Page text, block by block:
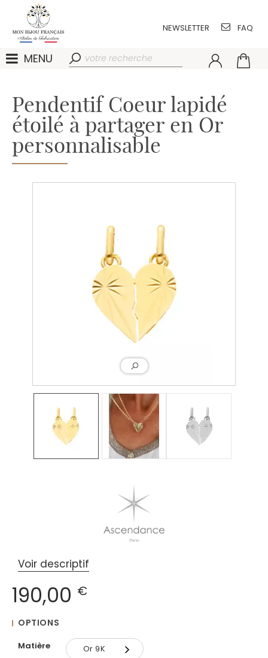
NEWSLETTER FAQ
MENU
Pendentif Coeur lapidé
étoilé à partager en Or
personnalisable
Voir descriptif
190,00 €
OPTIONS
Matière Or 9K